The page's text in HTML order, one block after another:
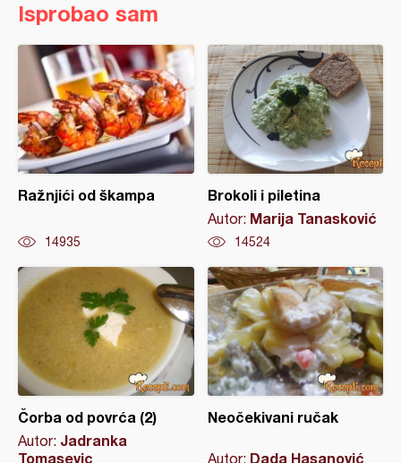
Isprobao sam
Ražnjići od škampa
14935
Brokoli i piletina
Autor: Marija Tanasković
14524
Čorba od povrća (2)
Autor: Jadranka
Tomasevic
Neočekivani ručak
Autor: Dada Hasanović